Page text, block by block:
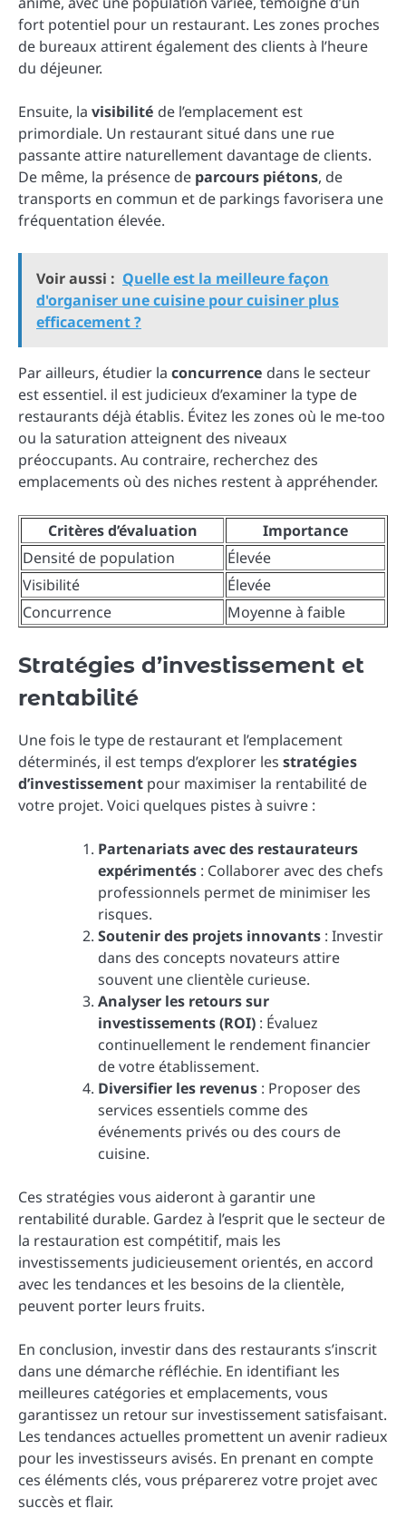
fort potentiel pour un restaurant. Les zones proches
de bureaux attirent également des clients à l’heure
du déjeuner.
Ensuite, la visibilité de l’emplacement est
primordiale. Un restaurant situé dans une rue
passante attire naturellement davantage de clients.
De même, la présence de parcours piétons, de
transports en commun et de parkings favorisera une
fréquentation élevée.
Voir aussi : Quelle est la meilleure façon
d'organiser une cuisine pour cuisiner plus
efficacement ?
Par ailleurs, étudier la concurrence dans le secteur
est essentiel. il est judicieux d’examiner la type de
restaurants déjà établis. Évitez les zones où le me-too
ou la saturation atteignent des niveaux
préoccupants. Au contraire, recherchez des
emplacements où des niches restent à appréhender.
Critères d’évaluation
Importance
Densité de population
Élevée
Visibilité
Élevée
Concurrence
Moyenne à faible
Stratégies d’investissement et
rentabilité
Une fois le type de restaurant et l’emplacement
déterminés, il est temps d’explorer les stratégies
d’investissement pour maximiser la rentabilité de
votre projet. Voici quelques pistes à suivre :
Partenariats avec des restaurateurs
expérimentés : Collaborer avec des chefs
professionnels permet de minimiser les
risques.
Soutenir des projets innovants : Investir
dans des concepts novateurs attire
souvent une clientèle curieuse.
Analyser les retours sur
investissements (ROI) : Évaluez
continuellement le rendement financier
de votre établissement.
Diversifier les revenus : Proposer des
services essentiels comme des
événements privés ou des cours de
cuisine.
Ces stratégies vous aideront à garantir une
rentabilité durable. Gardez à l’esprit que le secteur de
la restauration est compétitif, mais les
investissements judicieusement orientés, en accord
avec les tendances et les besoins de la clientèle,
peuvent porter leurs fruits.
En conclusion, investir dans des restaurants s’inscrit
dans une démarche réfléchie. En identifiant les
meilleures catégories et emplacements, vous
garantissez un retour sur investissement satisfaisant.
Les tendances actuelles promettent un avenir radieux
pour les investisseurs avisés. En prenant en compte
ces éléments clés, vous préparerez votre projet avec
succès et flair.